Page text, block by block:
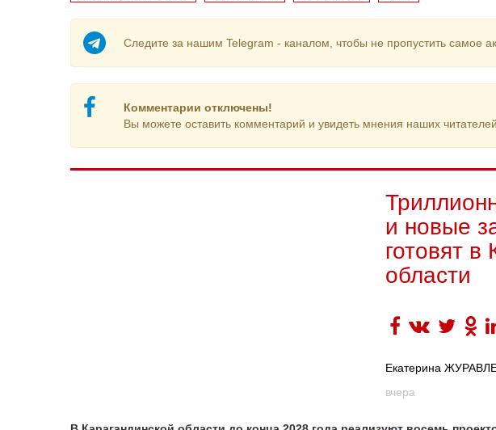
Следите за нашим Telegram - каналом, чтобы не пропустить самое
Комментарии отключены!
Вы можете оставить комментарий и увидеть мнения наших
и новые
готовят в
области
Екатерина
вчера